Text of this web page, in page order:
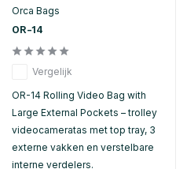
Orca Bags
OR-14
Vergelijk
OR-14 Rolling Video Bag with
Large External Pockets – trolley
videocameratas met top tray, 3
externe vakken en verstelbare
interne verdelers.